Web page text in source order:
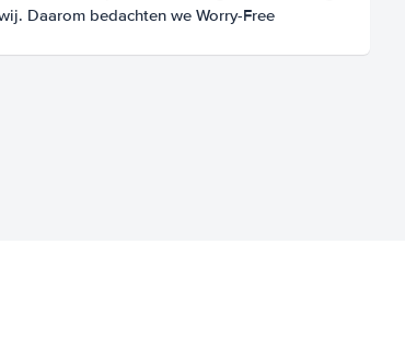
Daarom bedachten we Worry-Free